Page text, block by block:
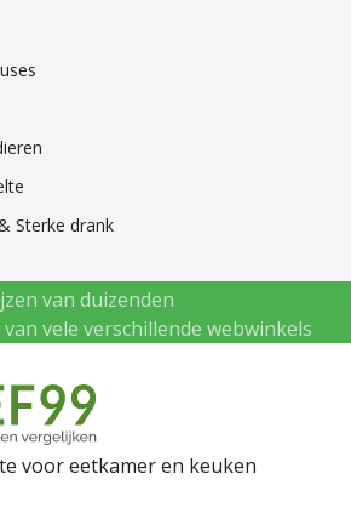
Sterke drank
van duizenden
vele verschillende webwinkels
voor eetkamer en keuken